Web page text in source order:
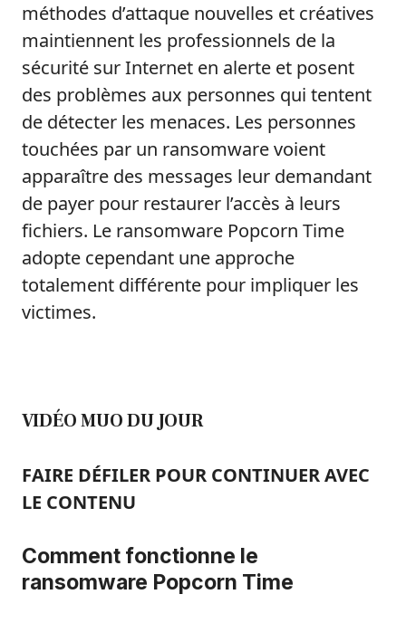
méthodes d’attaque nouvelles et créatives
maintiennent les professionnels de la
sécurité sur Internet en alerte et posent
des problèmes aux personnes qui tentent
de détecter les menaces. Les personnes
touchées par un ransomware voient
apparaître des messages leur demandant
de payer pour restaurer l’accès à leurs
fichiers. Le ransomware Popcorn Time
adopte cependant une approche
totalement différente pour impliquer les
victimes.
VIDÉO MUO DU JOUR
FAIRE DÉFILER POUR CONTINUER AVEC
LE CONTENU
Comment fonctionne le
ransomware Popcorn Time